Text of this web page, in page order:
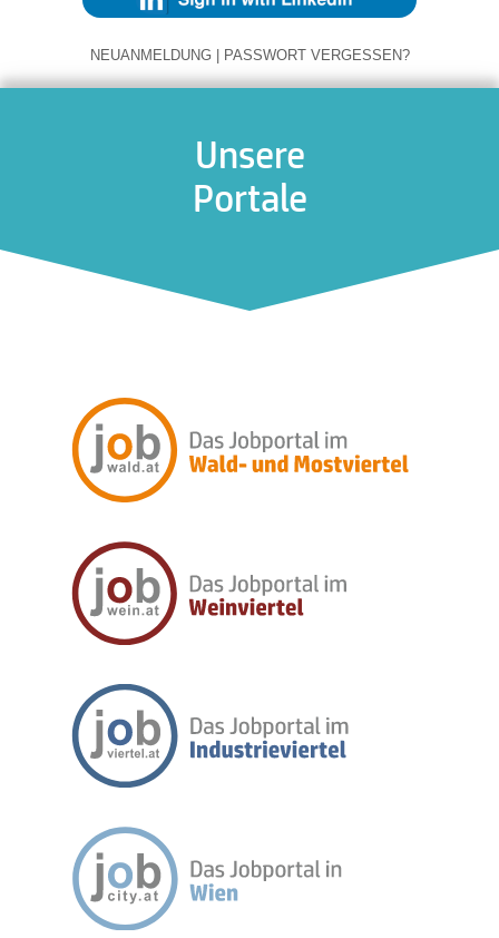
NEUANMELDUNG | PASSWORT VERGESSEN?
Unsere
Portale